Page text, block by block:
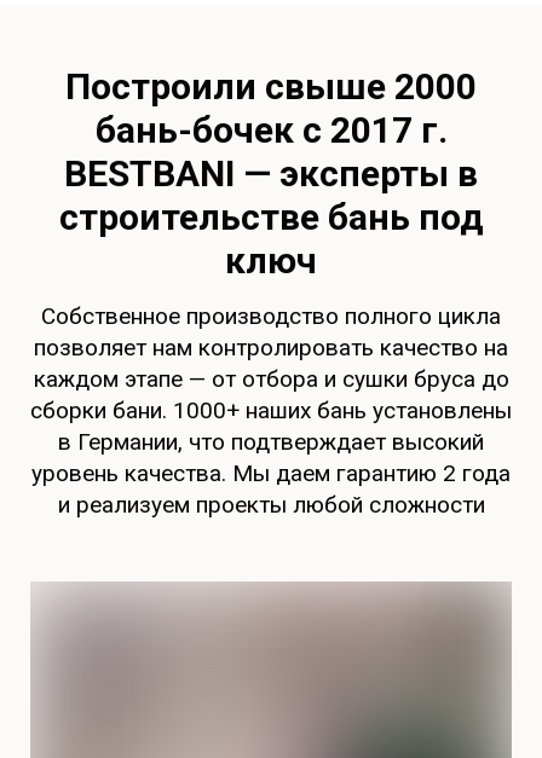
Построили свыше 2000
бань-бочек с 2017 г.
BESTBANI — эксперты в
строительстве бань под
ключ
Собственное производство полного цикла
позволяет нам контролировать качество на
каждом этапе — от отбора и сушки бруса до
сборки бани. 1000+ наших бань установлены
в Германии, что подтверждает высокий
уровень качества. Мы даем гарантию 2 года
и реализуем проекты любой сложности